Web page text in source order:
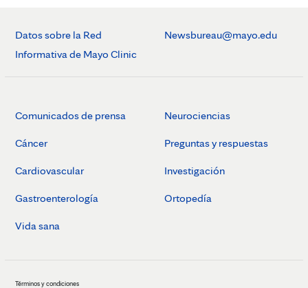
Datos sobre la Red
Informativa de Mayo Clinic
Newsbureau@mayo.edu
Comunicados de prensa
Cáncer
Cardiovascular
Gastroenterología
Vida sana
Neurociencias
Preguntas y respuestas
Investigación
Ortopedía
Términos y condiciones